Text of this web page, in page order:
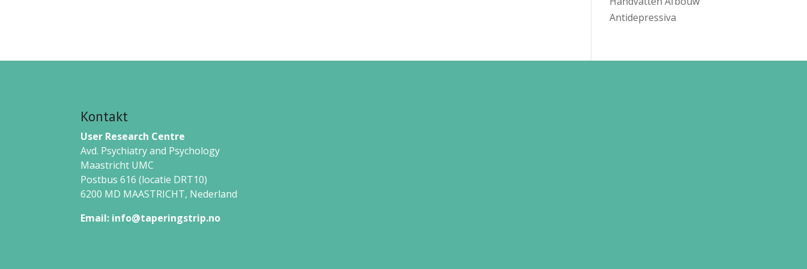
Antidepressiva
Kontakt
User Research Centre
Avd. Psychiatry and Psychology
Maastricht UMC
Postbus 616 (locatie DRT10)
6200 MD MAASTRICHT, Nederland
Email: info@taperingstrip.no